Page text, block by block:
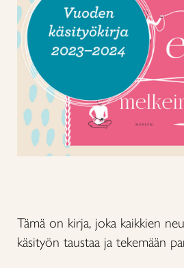
Tämä on kirja, joka kaikkien
käsityön taustaa ja tekemään